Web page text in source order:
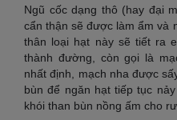
Ngũ cốc dạng thô (hay đại
cẩn thận sẽ được làm ẩm và
thân loại hạt này sẽ tiết ra
thành đường, còn gọi là
nhất định, mạch nha được
bùn để ngăn hạt tiếp tục
khói than bùn nồng ấm cho